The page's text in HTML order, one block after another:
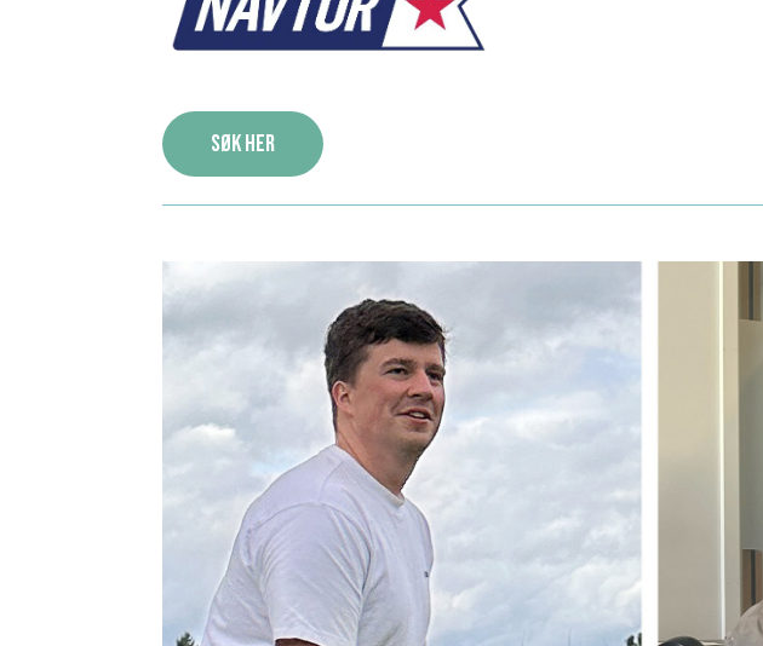
Søk her